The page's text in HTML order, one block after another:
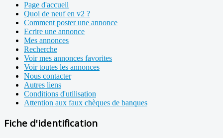
Page d'accueil
Quoi de neuf en v2 ?
Comment poster une annonce
Ecrire une annonce
Mes annonces
Recherche
Voir mes annonces favorites
Voir toutes les annonces
Nous contacter
Autres liens
Conditions d'utilisation
Attention aux faux chèques de banques
Fiche d'identification